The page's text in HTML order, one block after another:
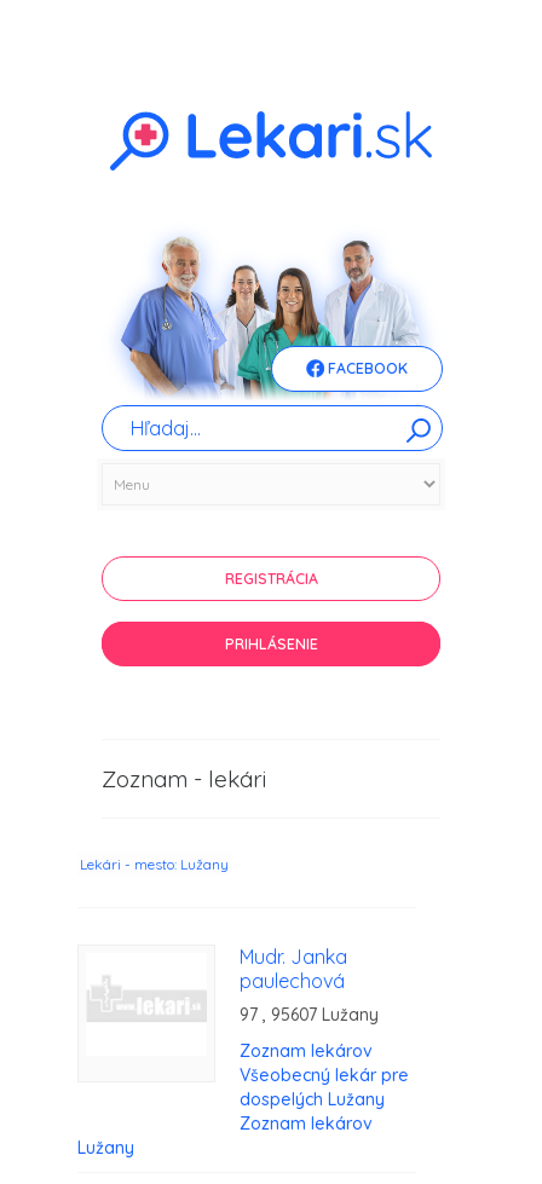
FACEBOOK
REGISTRÁCIA
PRIHLÁSENIE
Zoznam - lekári
Lekári - mesto: Lužany
Mudr. Janka
paulechová
97 , 95607 Lužany
Zoznam lekárov
Všeobecný lekár pre
dospelých Lužany
Zoznam lekárov
Lužany